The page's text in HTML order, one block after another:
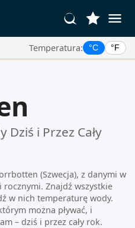
Temperatura: °C °F
i Przez Cały
(Szwecja), z danymi w
Znajdź wszystkie
w nich temperaturę wody.
można pływać, i
– dziś i przez cały rok.